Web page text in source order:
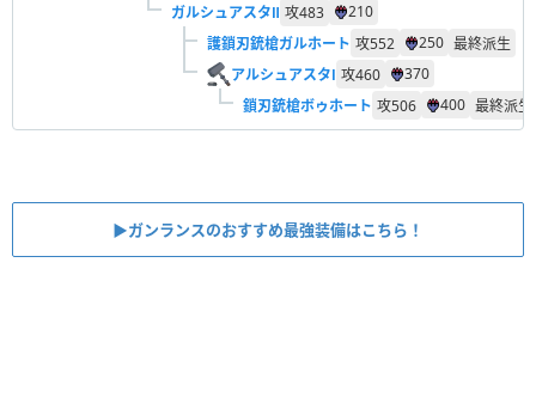
ガルシュアスタⅡ 攻483
210
護鎖刃銃槍ガルホート 攻552 250 最終派生
アルシュアスタⅠ 攻460
370
鎖刃銃槍ボゥホート 攻506 400 最終派生
▶︎ガンランスのおすすめ最強装備はこちら！